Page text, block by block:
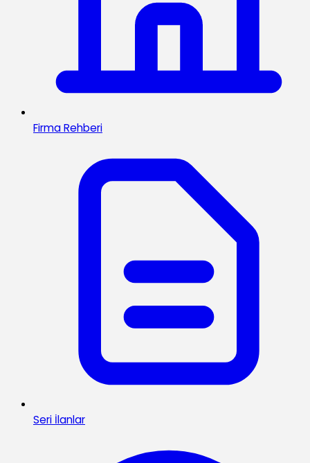
Firma Rehberi
Seri İlanlar